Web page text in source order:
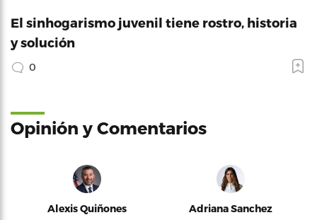
El sinhogarismo juvenil tiene rostro, historia
y solución
0
Opinión y Comentarios
Alexis Quiñones Adriana Sanchez